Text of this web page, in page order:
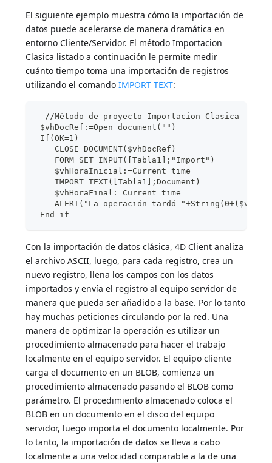
El siguiente ejemplo muestra cómo la importación de
datos puede acelerarse de manera dramática en
entorno Cliente/Servidor. El método Importacion
Clasica listado a continuación le permite medir
cuánto tiempo toma una importación de registros
utilizando el comandoIMPORT TEXT:
//Método de proyecto Importacion Clasica
$vhDocRef:=Open document("")
If(OK=1)
CLOSE DOCUMENT($vhDocRef)
FORM SET INPUT([Tabla1];"Import")
$vhHoraInicial:=Current time
IMPORT TEXT([Tabla1];Document)
$vhHoraFinal:=Current time
ALERT("La operación tardó
End if
Con la importación de datos clásica, 4D Client analiza
el archivo ASCII, luego, para cada registro, crea un
nuevo registro, llena los campos con los datos
importados y envía el registro al equipo servidor de
manera que pueda ser añadido a la base. Por lo tanto
hay muchas peticiones circulando por la red. Una
manera de optimizar la operación es utilizar un
procedimiento almacenado para hacer el trabajo
localmente en el equipo servidor. El equipo cliente
carga el documento en un BLOB, comienza un
procedimiento almacenado pasando el BLOB como
parámetro. El procedimiento almacenado coloca el
BLOB en un documento en el disco del equipo
servidor, luego importa el documento localmente. Por
lo tanto, la importación de datos se lleva a cabo
localmente a una velocidad comparable a la de una